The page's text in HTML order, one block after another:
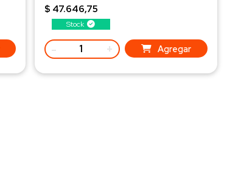
Stock
$ 47.646,75
- + Agregar